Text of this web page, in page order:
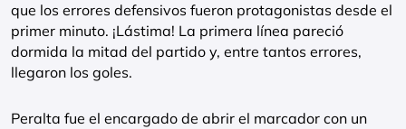
que los errores defensivos fueron protagonistas desde el
primer minuto. ¡Lástima! La primera línea pareció
dormida la mitad del partido y, entre tantos errores,
llegaron los goles.
Peralta fue el encargado de abrir el marcador con un